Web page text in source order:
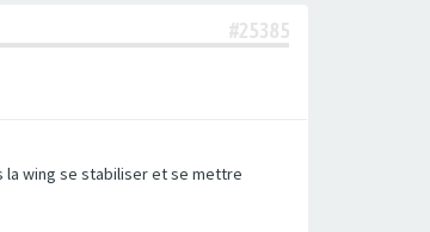
#25385
wing se stabiliser et se mettre